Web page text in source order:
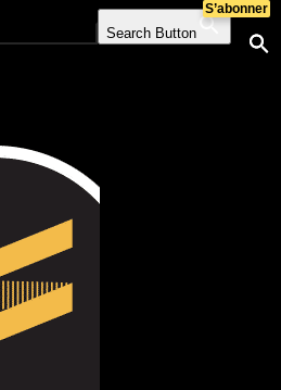
Search Button
S’abonner